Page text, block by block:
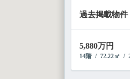
過去掲載物件
5,880万円
14階 / 72.22㎡ /